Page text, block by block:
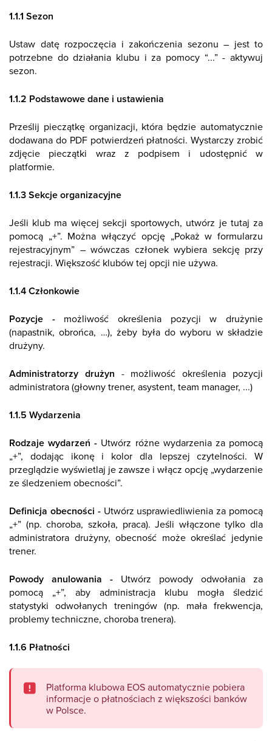
1.1.1 Sezon
Ustaw datę rozpoczęcia i zakończenia sezonu – jest to
potrzebne do działania klubu i za pomocy “...” - aktywuj
sezon.
1.1.2 Podstawowe dane i ustawienia
Prześlij pieczątkę organizacji, która będzie automatycznie
dodawana do PDF potwierdzeń płatności. Wystarczy zrobić
zdjęcie pieczątki wraz z podpisem i udostępnić w
platformie.
1.1.3 Sekcje organizacyjne
Jeśli klub ma więcej sekcji sportowych, utwórz je tutaj za
pomocą „+”. Można włączyć opcję „Pokaż w formularzu
rejestracyjnym” – wówczas członek wybiera sekcję przy
rejestracji. Większość klubów tej opcji nie używa.
1.1.4 Członkowie
Pozycje - możliwość określenia pozycji w drużynie
(napastnik, obrońca, …), żeby była do wyboru w składzie
drużyny.
Administratorzy drużyn - możliwość określenia pozycji
administratora (głowny trener, asystent, team manager, ...)
1.1.5 Wydarzenia
Rodzaje wydarzeń - Utwórz różne wydarzenia za pomocą
„+”, dodając ikonę i kolor dla lepszej czytelności. W
przeglądzie wyświetlaj je zawsze i włącz opcję „wydarzenie
ze śledzeniem obecności”.
Definicja obecności - Utwórz usprawiedliwienia za pomocą
„+” (np. choroba, szkoła, praca). Jeśli włączone tylko dla
administratora drużyny, obecność może określać jedynie
trener.
Powody anulowania - Utwórz powody odwołania za
pomocą „+”, aby administracja klubu mogła śledzić
statystyki odwołanych treningów (np. mała frekwencja,
problemy techniczne, choroba trenera).
1.1.6 Płatności
Platforma klubowa EOS automatycznie pobiera
informacje o płatnościach z większości banków
w Polsce.